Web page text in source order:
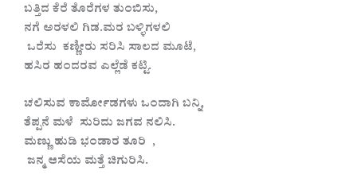
ಬತ್ತಿದ ಕೆರೆ ತೊರೆಗಳ ತುಂಬಿಸು,
ನಗೆ ಅರಳಲಿ ಗಿಡ.ಮರ ಬಳ್ಳಿಗಳಲಿ
ಒರೆಸು ಕಣ್ಣೀರು ಸರಿಸಿ ಸಾಲದ ಮೂಟೆ,
ಹಸಿರ ಹಂದರವ ಎಲ್ಲೆಡೆ ಕಟ್ಟಿ.
ಚಲಿಸುವ ಕಾರ್ಮೋಡಗಳು ಒಂದಾಗಿ ಬನ್ನಿ,
ತೆಪ್ಪನೆ ಮಳೆ ಸುರಿದು ಜಗವ ನಲಿಸಿ.
ಮಣ್ಣು ಹುಡಿ ಭಂಡಾರ ತೂರಿ ,
ಜನ್ಮ ಆಸೆಯ ಮತ್ತೆ ಚಿಗುರಿಸಿ.